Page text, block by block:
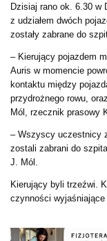
Dzisiaj rano ok. 6.30 w
z udziałem dwóch
zostały zabrane do
– Kierujący pojazdem
Auris w momencie
kontaktu między
przydrożnego rowu,
Mól, rzecznik prasowy
– Wszyscy uczestnicy
zostali zabrani do
J. Mól.
Kierujący byli trzeźwi.
czynności